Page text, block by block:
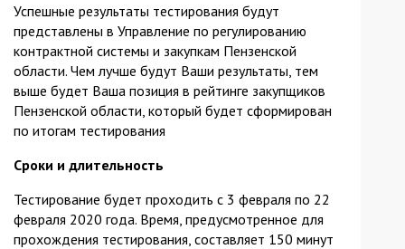
Успешные результаты тестирования будут
представлены в Управление по регулированию
контрактной системы и закупкам Пензенской
области. Чем лучше будут Ваши результаты, тем
выше будет Ваша позиция в рейтинге закупщиков
Пензенской области, который будет сформирован
по итогам тестирования
Сроки и длительность
Тестирование будет проходить с 3 февраля по 22
февраля 2020 года. Время, предусмотренное для
прохождения тестирования, составляет 150 минут